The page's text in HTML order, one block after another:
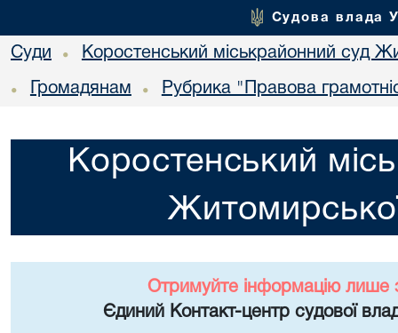
Судова влада
Суди • Коростенський міськрайонний суд
• Громадянам • Рубрика "Правова
Коростенський
Отримуйте інформацію лише
Єдиний Контакт-центр судової